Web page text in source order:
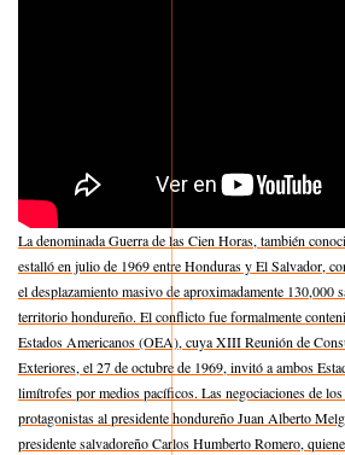
La denominada Guerra de las Cien Horas, también
estalló en julio de 1969 entre Honduras y El Salvador,
el desplazamiento masivo de aproximadamente 130,000
territorio hondureño. El conflicto fue formalmente
Estados Americanos (OEA), cuya XIII Reunión de
Exteriores, el 27 de octubre de 1969, invitó a ambos
limítrofes por medios pacíficos. Las negociaciones de
protagonistas al presidente hondureño Juan Alberto
presidente salvadoreño Carlos Humberto Romero,